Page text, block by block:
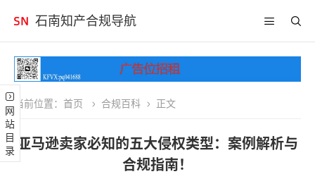
石南知产合规导航
网站目录
当前位置： 首页 合规百科 正文
亚马逊卖家必知的五大侵权类型：案例解析与
合规指南！